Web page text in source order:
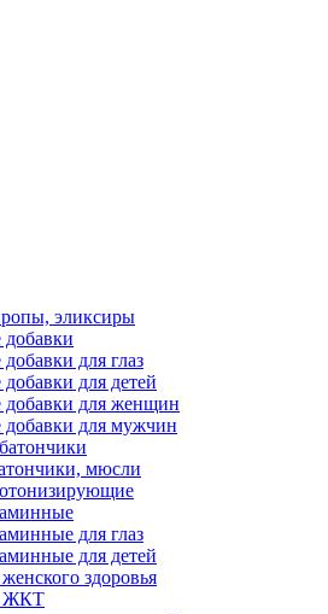
эликсиры
для глаз
для детей
для женщин
для мужчин
мюсли
для глаз
для детей
здоровья
ЖКТ